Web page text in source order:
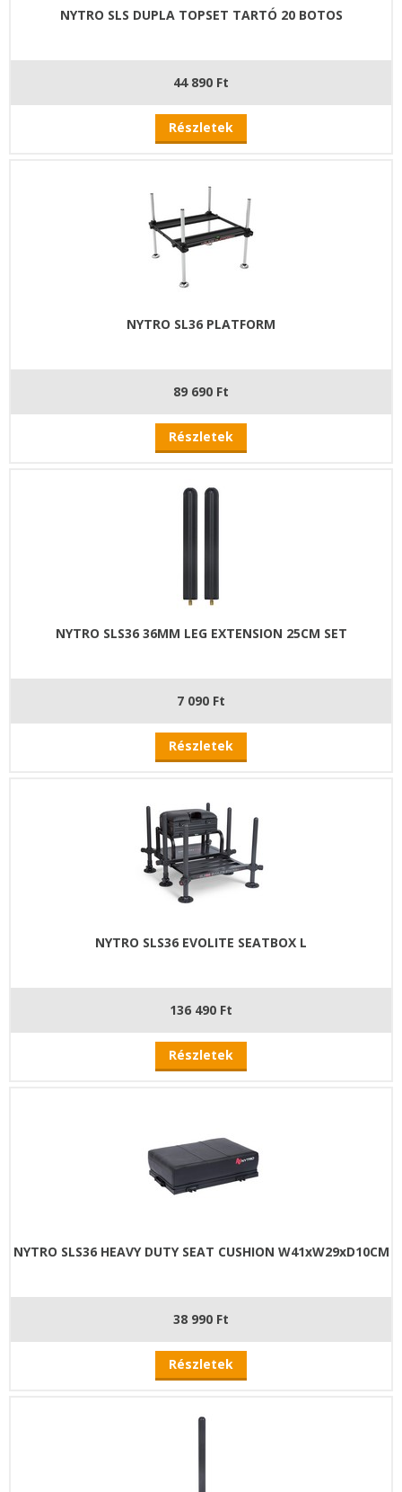
NYTRO SLS DUPLA TOPSET TARTÓ 20 BOTOS
44 890 Ft
Részletek
NYTRO SL36 PLATFORM
89 690 Ft
Részletek
NYTRO SLS36 36MM LEG EXTENSION 25CM SET
7 090 Ft
Részletek
NYTRO SLS36 EVOLITE SEATBOX L
136 490 Ft
Részletek
NYTRO SLS36 HEAVY DUTY SEAT CUSHION W41xW29xD10CM
38 990 Ft
Részletek